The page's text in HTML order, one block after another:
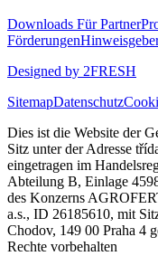
Downloads Für Partner
Förderungen
Designed by 2FRESH
SitemapDatenschutz
Dies ist die Website der
Sitz unter der Adresse
eingetragen im
Abteilung B, Einlage
des Konzerns
a.s., ID 26185610, mit
Chodov, 149 00 Praha 4
Rechte vorbehalten